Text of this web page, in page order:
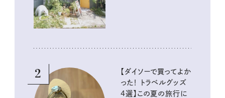
2
【ダイソーで買ってよか
った！ トラベルグッズ
4選】この夏の旅行に